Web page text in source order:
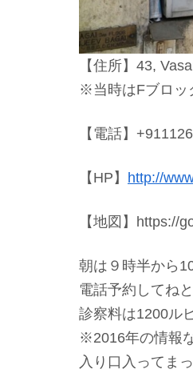
【住所】43,
※当時はFブロッ
【電話】
【HP】 http://
【地図】https://
朝は９時半から
電話予約してね
診察料は1200ル
※2016年の情報
入り口入ってま